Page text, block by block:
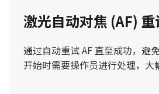
激光自动对焦 (AF) 重
通过自动重试 AF 直至成功，避
开始时需要操作员进行处理，大